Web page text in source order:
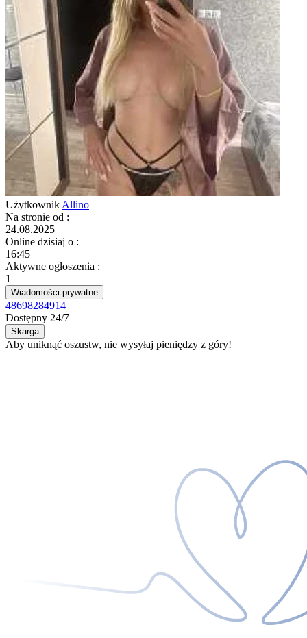
Użytkownik Allino
Na stronie od :
24.08.2025
Online dzisiaj o :
16:45
Aktywne ogłoszenia :
1
Wiadomości prywatne
48698284914
Dostępny 24/7
Skarga
Aby uniknąć oszustw, nie wysyłaj pieniędzy z góry!